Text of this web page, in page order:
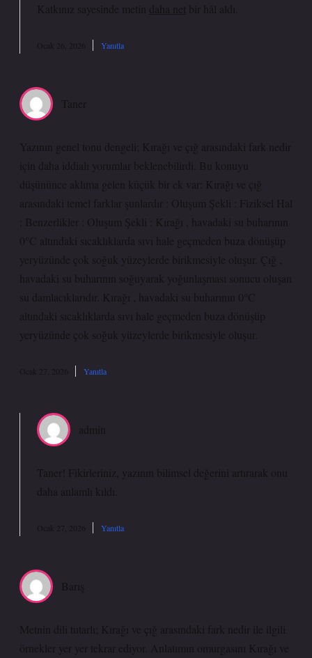
Katkınız sayesinde metin daha net bir hâl aldı.
Ocak 26, 2026 Yanıtla
Taner
Yazının genel tonu dengeli; Kırağı ve çığ arasındaki fark nedir
için daha iddialı yorumlar beklenebilirdi. Bu konuyu
düşününce aklıma gelen küçük bir ek var: Kırağı ve çığ
arasındaki temel farklar şunlardır : Oluşum Şekli : Fiziksel Hal
: Benzerlikler : Oluşum Şekli : Kırağı , havadaki su buharının
0°C altındaki sıcaklıklarda sıvı hale geçmeden buza dönüşüp
yeryüzünde çok soğuk yüzeylerde birikmesiyle oluşur. Çığ ,
havadaki su buharının soğuyarak yoğunlaşması sonucu oluşan
su damlacıklarıdır. Kırağı , havadaki su buharının 0°C
altındaki sıcaklıklarda sıvı hale geçmeden buza dönüşüp
yeryüzünde çok soğuk yüzeylerde birikmesiyle oluşur.
Ocak 27, 2026 Yanıtla
admin
Taner! Fikirleriniz, yazının bilimsel değerini artırarak onu
daha anlamlı kıldı.
Ocak 27, 2026 Yanıtla
Barış
Metnin dili tutarlı; Kırağı ve çığ arasındaki fark nedir ile ilgili
örnekler yer yer tekrar ediyor. Anlatımın omurgasını Kırağı ve